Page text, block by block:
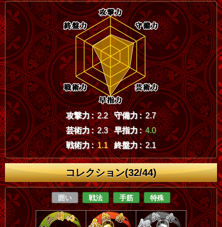
攻撃力 : 2.2 守備力 : 2.7
芸術力 : 2.3 早指力 : 4.0
戦術力 : 1.1 終盤力 : 2.1
コレクション(32/44)
囲い 戦法 手筋 特殊